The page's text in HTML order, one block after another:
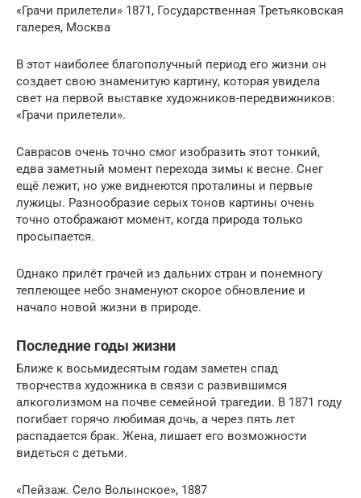
«Грачи прилетели» 1871, Государственная Третьяковская
галерея, Москва
В этот наиболее благополучный период его жизни он
создает свою знаменитую картину, которая увидела
свет на первой выставке художников-передвижников:
«Грачи прилетели».
Саврасов очень точно смог изобразить этот тонкий,
едва заметный момент перехода зимы к весне. Снег
ещё лежит, но уже виднеются проталины и первые
лужицы. Разнообразие серых тонов картины очень
точно отображают момент, когда природа только
просыпается.
Однако прилёт грачей из дальних стран и понемногу
теплеющее небо знаменуют скорое обновление и
начало новой жизни в природе.
Последние годы жизни
Ближе к восьмидесятым годам заметен спад
творчества художника в связи с развившимся
алкоголизмом на почве семейной трагедии. В 1871 году
погибает горячо любимая дочь, а через пять лет
распадается брак. Жена, лишает его возможности
видеться с детьми.
«Пейзаж. Село Волынское», 1887